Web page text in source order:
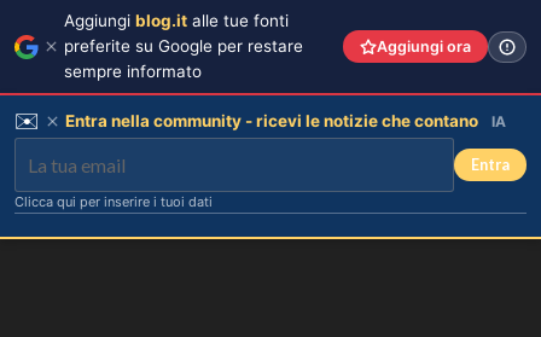
Aggiungi blog.it alle tue fonti
preferite su Google per restare
sempre informato
Aggiungi ora
✉️ Entra nella community - ricevi le notizie che contano IA
Entra
Clicca qui per inserire i tuoi dati